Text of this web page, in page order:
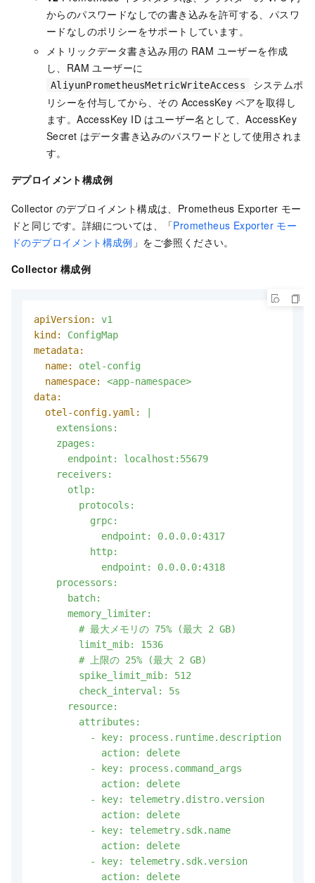
からのパスワードなしでの書き込みを許可する、パスワ
ードなしのポリシーをサポートしています。
メトリックデータ書き込み用の RAM ユーザーを作成
し、RAM ユーザーに
AliyunPrometheusMetricWriteAccess
システムポ
リシーを付与してから、その AccessKey ペアを取得し
ます。AccessKey ID はユーザー名として、AccessKey
Secret はデータ書き込みのパスワードとして使用されま
す。
デプロイメント構成例
Collector のデプロイメント構成は、Prometheus Exporter モー
ドと同じです。詳細については、「Prometheus Exporter モー
ドのデプロイメント構成例 」をご参照ください。
Collector 構成例
apiVersion:
v1
kind:
ConfigMap
metadata:
name:
otel-config
namespace:
<app-namespace>
data:
otel-config.yaml:
    extensions:
    zpages:
      endpoint: localhost:55679
    receivers:
      otlp:
        protocols:
          grpc:
            endpoint: 0.0.0.0:4317
          http:
            endpoint: 0.0.0.0:4318
    processors:
      batch:
      memory_limiter:
        # 最大メモリの 75% (最大 2 GB)
        limit_mib: 1536
        # 上限の 25% (最大 2 GB)
        spike_limit_mib: 512
        check_interval: 5s
      resource:
        attributes:
          - key: process.runtime.description
            action: delete
          - key: process.command_args
            action: delete
          - key: telemetry.distro.version
            action: delete
          - key: telemetry.sdk.name
            action: delete
          - key: telemetry.sdk.version
            action: delete